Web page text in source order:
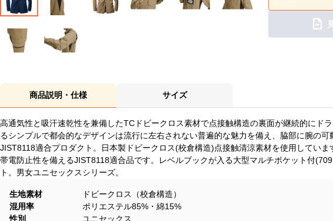
商品説明・仕様 サイズ
高通気性と吸汗速乾性を兼備したTCドビークロス素材で点接触構造の裏面が継続的にド
るシンプルで都会的なデザインは流行に左右されない普遍的な魅力を備え、脇部に腕の
JIST8118適合プロダクト。日本製ドビークロス(校倉構造)点接触清涼素材を使用してい
帯電防止性を備えるJIST8118適合品です。レベルブックが入る大型マルチポケット付
ト。男女ユニセックスシリーズ。
生地素材
ドビークロス（校倉構造）
混用率
ポリエステル85%・綿15%
性別
ユニセックス